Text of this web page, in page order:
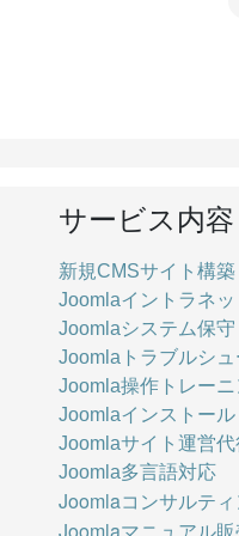
サービス内容
新規CMSサイト構築
Joomlaイントラネッ
Joomlaシステム保守
Joomlaトラブルシュ
Joomla操作トレー
Joomlaインストール
Joomlaサイト運営代
Joomla多言語対応
Joomlaコンサルテ